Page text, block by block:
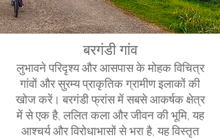
बरगंडी गांव
लुभावने परिदृश्य और आसपास के मोहक विचित्र
गांवों और सुरम्य प्राकृतिक ग्रामीण इलाकों की
खोज करें। बरगंडी फ्रांस में सबसे आकर्षक क्षेत्र
में से एक है, ललित कला और जीवन की भूमि, यह
आश्चर्य और विरोधाभासों से भरा है, यह विस्तृत